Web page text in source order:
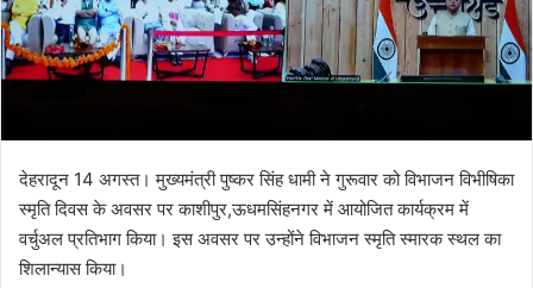
देहरादून 14 अगस्त। मुख्यमंत्री पुष्कर सिंह धामी ने गुरूवार को विभाजन विभीषिका
स्मृति दिवस के अवसर पर काशीपुर,ऊधमसिंहनगर में आयोजित कार्यक्रम में
वर्चुअल प्रतिभाग किया। इस अवसर पर उन्होंने विभाजन स्मृति स्मारक स्थल का
शिलान्यास किया।